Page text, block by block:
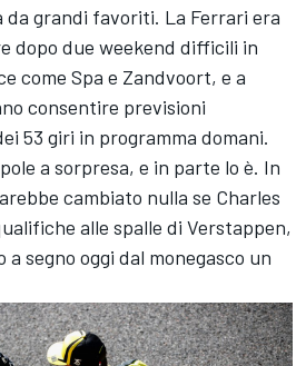
grandi favoriti. La Ferrari era
dopo due weekend difficili in
come Spa e Zandvoort, e a
consentire previsioni
53 giri in programma domani.
a sorpresa, e in parte lo è. In
cambiato nulla se Charles
alle spalle di Verstappen,
a segno oggi dal monegasco un